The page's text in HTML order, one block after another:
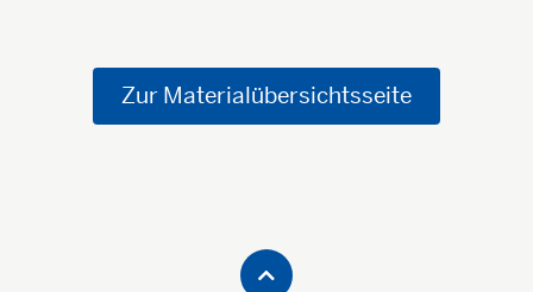
Zur Materialübersichtsseite